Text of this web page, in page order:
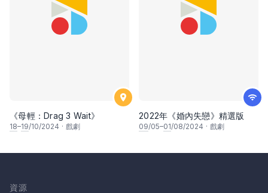
《母輕：Drag 3 Wait》
18–19/10/2024 · 戲劇
2022年《婚內失戀》精選版
09/05–01/08/2024 · 戲劇
資源